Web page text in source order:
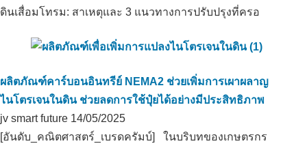
ดินเสื่อมโทรม: สาเหตุและ 3 แนวทางการปรับปรุงที่ครอ
ผลิตภัณฑ์คาร์บอนอินทรีย์ NEMA2 ช่วยเพิ่มการเผาผลาญ
ไนโตรเจนในดิน ช่วยลดการใช้ปุ๋ยได้อย่างมีประสิทธิภาพ
jv smart future 14/05/2025
[อันดับ_คณิตศาสตร์_เบรดครัมบ์] ในบริบทของเกษตรกร